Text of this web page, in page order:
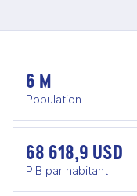
6 M
Population
68 618,9 USD
PIB par habitant